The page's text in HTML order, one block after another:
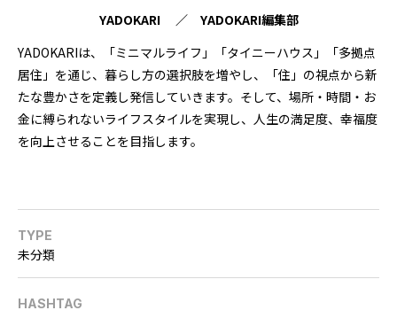
YADOKARI ／ YADOKARI編集部
YADOKARIは、「ミニマルライフ」「タイニーハウス」「多拠点
居住」を通じ、暮らし方の選択肢を増やし、「住」の視点から新
たな豊かさを定義し発信していきます。そして、場所・時間・お
金に縛られないライフスタイルを実現し、人生の満足度、幸福度
を向上させることを目指します。
TYPE
未分類
HASHTAG